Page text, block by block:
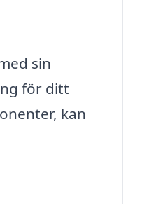
sin
för ditt
kan